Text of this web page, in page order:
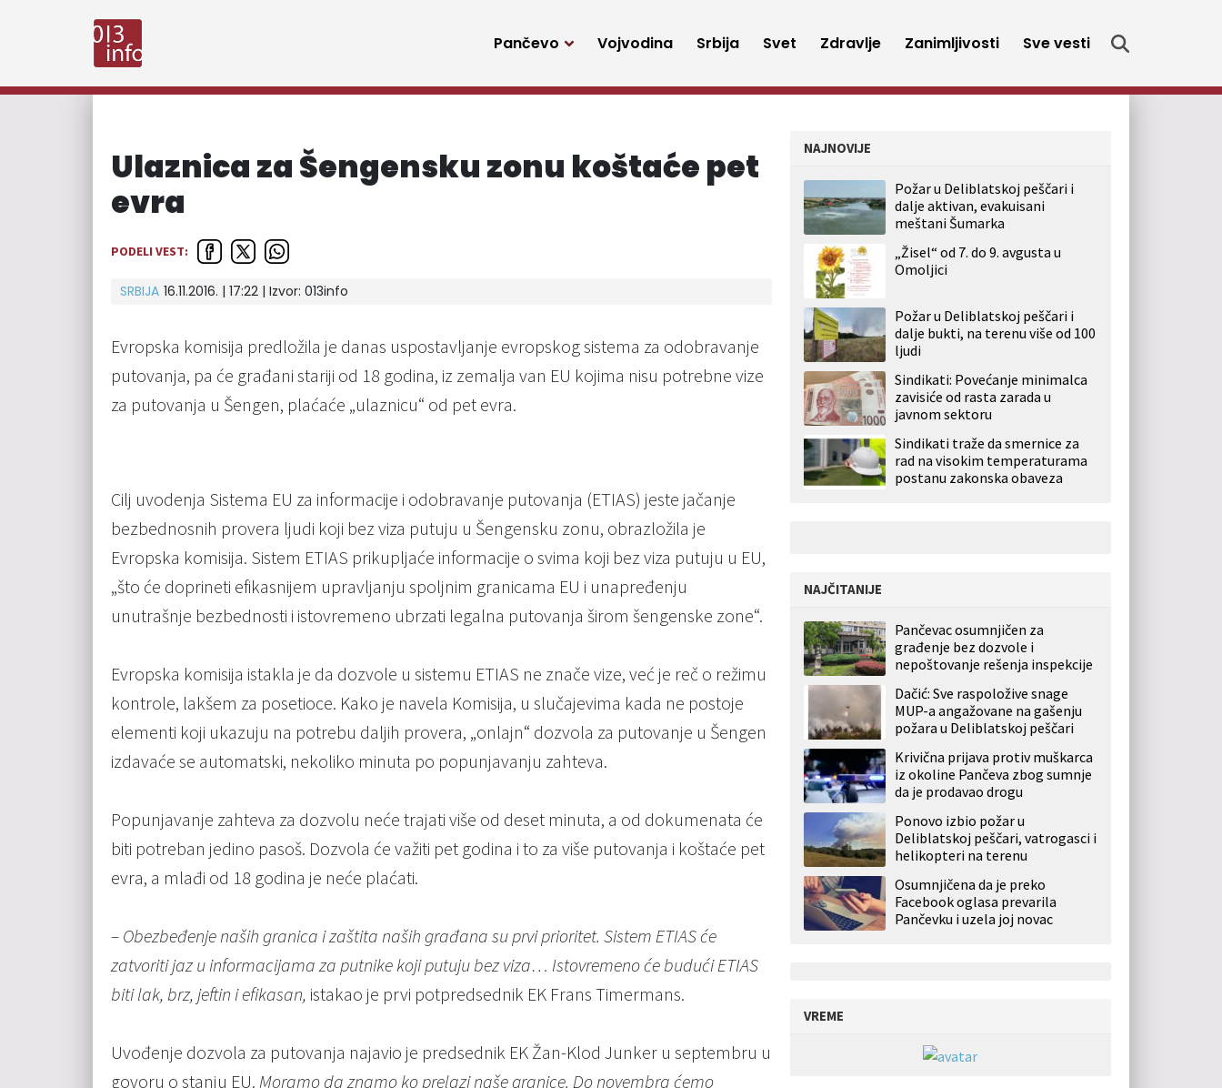
Pančevo Vojvodina Srbija Svet Zdravlje Zanimljivosti Sve vesti
Ulaznica za Šengensku zonu koštaće pet
evra
PODELI VEST:
SRBIJA 16.11.2016. | 17:22 | Izvor: 013info
Evropska komisija predložila je danas uspostavljanje evropskog sistema za odobravanje
putovanja, pa će građani stariji od 18 godina, iz zemalja van EU kojima nisu potrebne vize
za putovanja u Šengen, plaćaće „ulaznicu“ od pet evra.
Cilj uvodenja Sistema EU za informacije i odobravanje putovanja (ETIAS) jeste jačanje
bezbednosnih provera ljudi koji bez viza putuju u Šengensku zonu, obrazložila je
Evropska komisija. Sistem ETIAS prikupljaće informacije o svima koji bez viza putuju u EU,
„što će doprineti efikasnijem upravljanju spoljnim granicama EU i unapređenju
unutrašnje bezbednosti i istovremeno ubrzati legalna putovanja širom šengenske zone“.
Evropska komisija istakla je da dozvole u sistemu ETIAS ne znače vize, već je reč o režimu
kontrole, lakšem za posetioce. Kako je navela Komisija, u slučajevima kada ne postoje
elementi koji ukazuju na potrebu daljih provera, „onlajn“ dozvola za putovanje u Šengen
izdavaće se automatski, nekoliko minuta po popunjavanju zahteva.
Popunjavanje zahteva za dozvolu neće trajati više od deset minuta, a od dokumenata će
biti potreban jedino pasoš. Dozvola će važiti pet godina i to za više putovanja i koštaće pet
evra, a mlađi od 18 godina je neće plaćati.
– Obezbeđenje naših granica i zaštita naših građana su prvi prioritet. Sistem ETIAS će
zatvoriti jaz u informacijama za putnike koji putuju bez viza… Istovremeno će budući ETIAS
biti lak, brz, jeftin i efikasan, istakao je prvi potpredsednik EK Frans Timermans.
Uvođenje dozvola za putovanja najavio je predsednik EK Žan-Klod Junker u septembru u
govoru o stanju EU. Moramo da znamo ko prelazi naše granice. Do novembra ćemo
NAJNOVIJE
Požar u Deliblatskoj peščari i
dalje aktivan, evakuisani
meštani Šumarka
„Žisel“ od 7. do 9. avgusta u
Omoljici
Požar u Deliblatskoj peščari i
dalje bukti, na terenu više od 100
ljudi
Sindikati: Povećanje minimalca
zavisiće od rasta zarada u
javnom sektoru
Sindikati traže da smernice za
rad na visokim temperaturama
postanu zakonska obaveza
NAJČITANIJE
Pančevac osumnjičen za
građenje bez dozvole i
nepoštovanje rešenja inspekcije
Dačić: Sve raspoložive snage
MUP-a angažovane na gašenju
požara u Deliblatskoj peščari
Krivična prijava protiv muškarca
iz okoline Pančeva zbog sumnje
da je prodavao drogu
Ponovo izbio požar u
Deliblatskoj peščari, vatrogasci i
helikopteri na terenu
Osumnjičena da je preko
Facebook oglasa prevarila
Pančevku i uzela joj novac
VREME